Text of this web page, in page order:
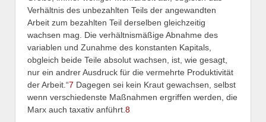
Verhältnis des unbezahlten Teils der angewandten
Arbeit zum bezahlten Teil derselben gleichzeitig
wachsen mag. Die verhältnismäßige Abnahme des
variablen und Zunahme des konstanten Kapitals,
obgleich beide Teile absolut wachsen, ist, wie gesagt,
nur ein andrer Ausdruck für die vermehrte Produktivität
der Arbeit.“7 Dagegen sei kein Kraut gewachsen, selbst
wenn verschiedenste Maßnahmen ergriffen werden, die
Marx auch taxativ anführt. 8